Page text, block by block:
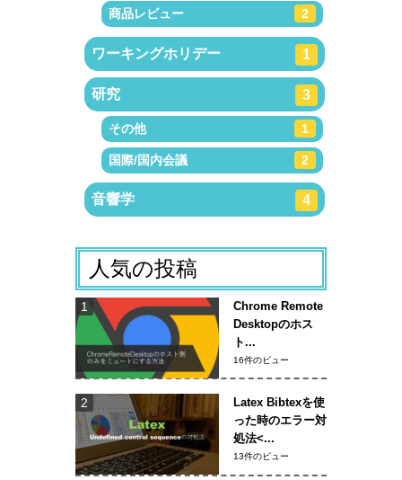
商品レビュー 2
ワーキングホリデー 1
研究 3
その他 1
国際/国内会議 2
音響学 4
人気の投稿
Chrome Remote
Desktopのホス
ト...
16件のビュー
Latex Bibtexを使
った時のエラー対
処法<...
13件のビュー